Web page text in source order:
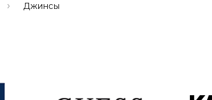
Джинсы